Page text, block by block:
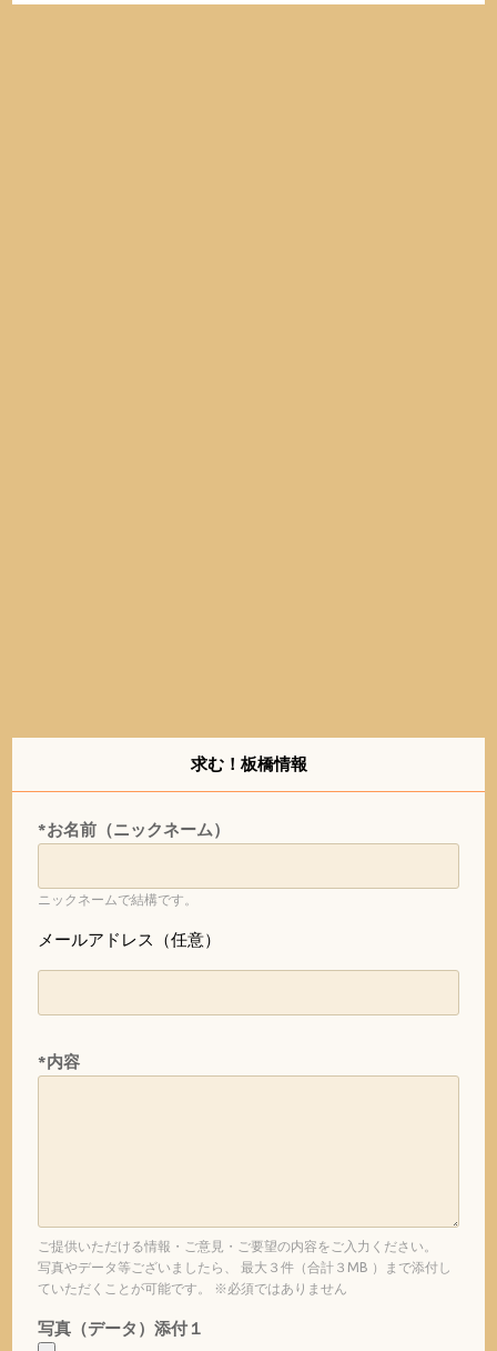
求む！板橋情報
*お名前（ニックネーム）
ニックネームで結構です。
メールアドレス（任意）
*内容
ご提供いただける情報・ご意見・ご要望の内容をご入力ください。
写真やデータ等ございましたら、 最大３件（合計３MB ）まで添付し
ていただくことが可能です。 ※必須ではありません
写真（データ）添付１